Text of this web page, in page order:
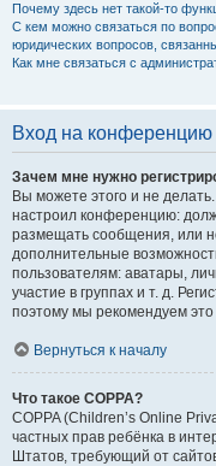
Почему здесь нет такой-то
С кем можно связаться по
юридических вопросов,
Как мне связаться с
Вход на конференцию
Зачем мне нужно
Вы можете этого и не
настроил конференцию:
размещать сообщения, или
дополнительные
пользователям: аватары,
участие в группах и т. д.
поэтому мы рекомендуем это
Вернуться к началу
Что такое COPPA?
COPPA (Children’s Online
частных прав ребёнка в
Штатов, требующий от